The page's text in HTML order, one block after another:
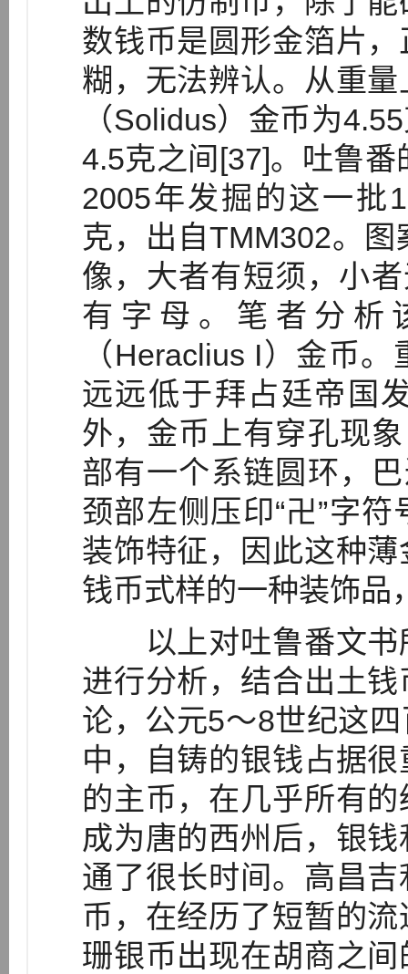
数钱币是圆形金箔片
糊，无法辨认。从重
（Solidus）金币为
4.5克之间[37]。吐鲁
2005年发掘的这一批
克，出自TMM302。
像，大者有短须，小
有字母。笔者分析
（Heraclius I）金币
远远低于拜占廷帝国
外，金币上有穿孔现
部有一个系链圆环，
颈部左侧压印“卍”字
装饰特征，因此这种
钱币式样的一种装饰品
以上对吐鲁番文书
进行分析，结合出土
论，公元5～8世纪这
中，自铸的银钱占据
的主币，在几乎所有
成为唐的西州后，银
通了很长时间。高昌
币，在经历了短暂的
珊银币出现在胡商之